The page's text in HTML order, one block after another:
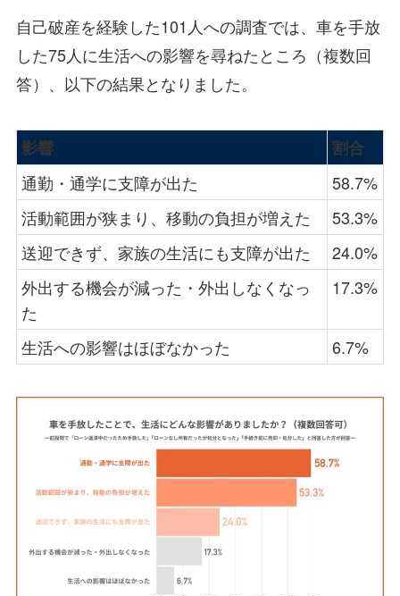
自己破産を経験した101人への調査では、車を手放
した75人に生活への影響を尋ねたところ（複数回
答）、以下の結果となりました。
影響
割合
通勤・通学に支障が出た
58.7%
活動範囲が狭まり、移動の負担が増えた
53.3%
送迎できず、家族の生活にも支障が出た
24.0%
外出する機会が減った・外出しなくなっ
た
17.3%
生活への影響はほぼなかった 6.7%